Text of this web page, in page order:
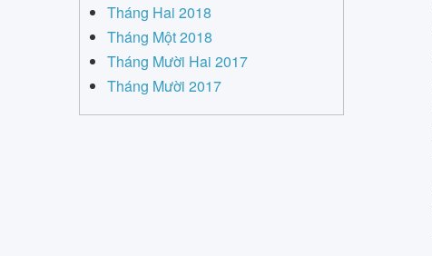
Tháng Hai 2018
Tháng Một 2018
Tháng Mười Hai 2017
Tháng Mười 2017